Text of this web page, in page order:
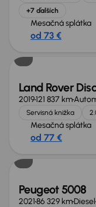
+7 ďalších
Mesačná splátka
od 73 €
Zlacnené o 2 900 €
Land Rover
2019121 837 km
Servisná knižka
Mesačná splátka
od 77 €
Zlacnené o 2 700 €
Peugeot 5008
202186 329 kmDiesel